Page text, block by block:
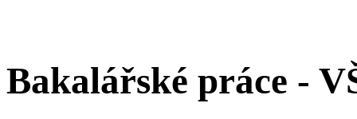
Bakalářské práce -